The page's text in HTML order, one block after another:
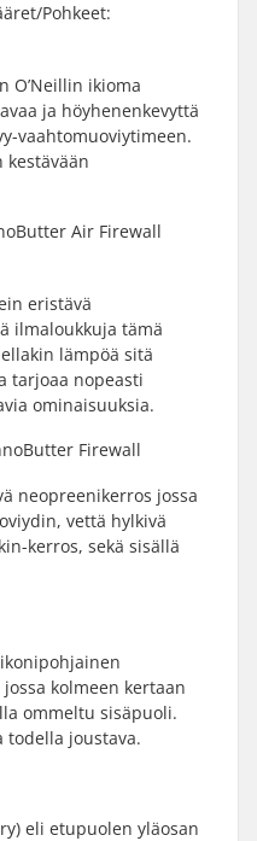
Pohkeet:
O’Neillin ikioma
ja höyhenenkevyttä
vaahtomuoviytimeen.
kestävään
Air Firewall
eristävä
ilmaloukkuja tämä
lämpöä sitä
tarjoaa nopeasti
ominaisuuksia.
Firewall
neopreenikerros jossa
vettä hylkivä
kerros, sekä sisällä
kolmeen kertaan
ommeltu sisäpuoli.
todella joustava.
eli etupuolen yläosan